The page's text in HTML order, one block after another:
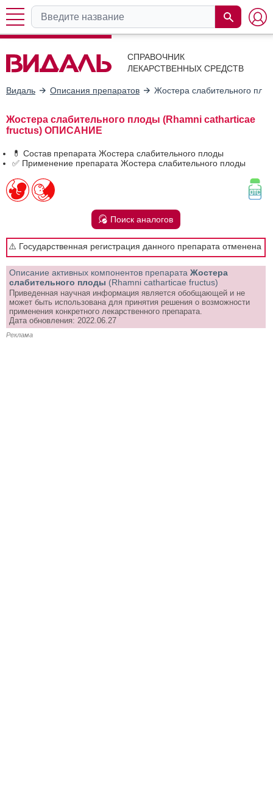
СПРАВОЧНИК
ЛЕКАРСТВЕННЫХ СРЕДСТВ
Видаль Описания препаратов Жостера слабительного
Жостера слабительного плоды (Rhamni catharticae
fructus) ОПИСАНИЕ
💊 Состав препарата Жостера слабительного плоды
✅ Применение препарата Жостера слабительного плоды
Поиск аналогов
⚠️ Государственная регистрация данного препарата отменена
Описание активных компонентов препарата Жостера
слабительного плоды (Rhamni catharticae fructus)
Приведенная научная информация является обобщающей и не
может быть использована для принятия решения о возможности
применения конкретного лекарственного препарата.
Дата обновления: 2022.06.27
Реклама